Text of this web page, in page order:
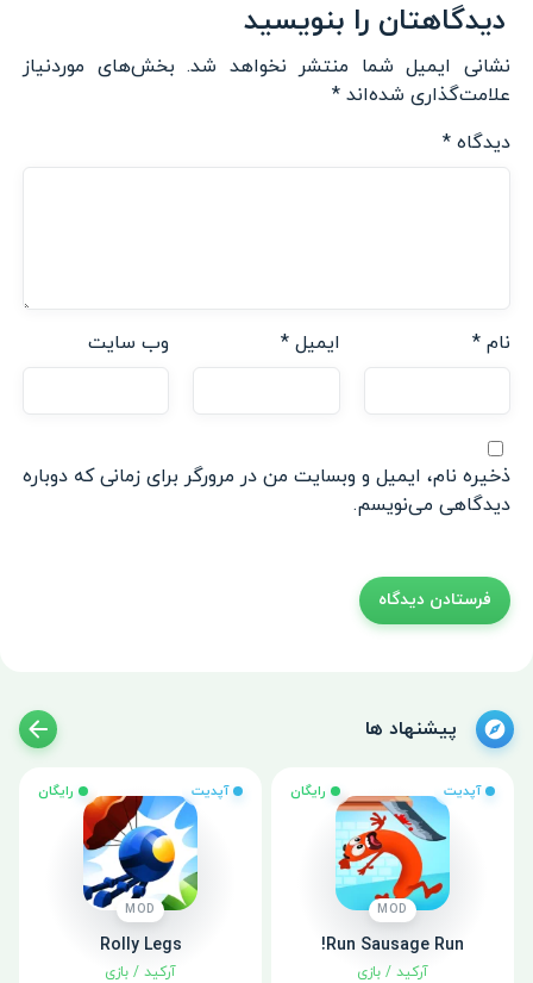
دیدگاهتان را بنویسید
نشانی ایمیل شما منتشر نخواهد شد. بخش‌های موردنیاز
علامت‌گذاری شده‌اند *
دیدگاه *
نام * ایمیل* وب‌ سایت
ذخیره نام، ایمیل و وبسایت من در مرورگر برای زمانی که دوباره
دیدگاهی می‌نویسم.
پیشنهاد ها
آپدیت رایگان
MOD
Run Sausage Run!
آرکید / بازی
آپدیت رایگان
MOD
Rolly Legs
آرکید / بازی